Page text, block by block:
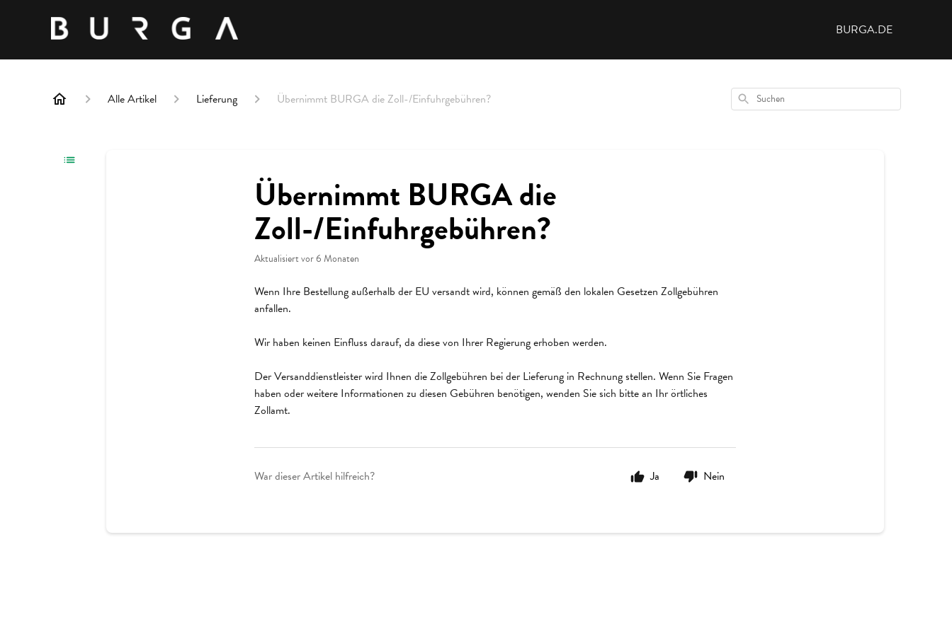
BURGA.DE
Alle Artikel Lieferung Übernimmt BURGA die Zoll-/Einfuhrgebühren? Suchen
Übernimmt BURGA die
Zoll-/Einfuhrgebühren?
Aktualisiertvor 6 Monaten
Wenn Ihre Bestellung außerhalb der EU versandt wird, können gemäß den lokalen Gesetzen Zollgebühren
anfallen.
Wir haben keinen Einfluss darauf, da diese von Ihrer Regierung erhoben werden.
Der Versanddienstleister wird Ihnen die Zollgebühren bei der Lieferung in Rechnung stellen. Wenn Sie Fragen
haben oder weitere Informationen zu diesen Gebühren benötigen, wenden Sie sich bitte an Ihr örtliches
Zollamt.
War dieser Artikel hilfreich? Ja Nein